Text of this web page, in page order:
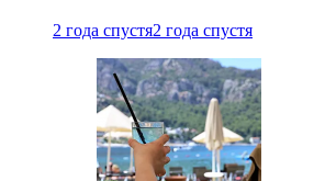
2 года спустя2 года спустя